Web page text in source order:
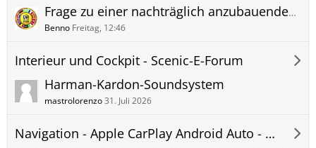
Frage zu einer nachträglich anzubauenden Anhängerkupplung
Benno Freitag, 12:46
Interieur und Cockpit - Scenic-E-Forum
Harman-Kardon-Soundsystem
mastrolorenzo31. Juli 2026
Navigation - Apple CarPlay Android Auto - Hifi - Telefon - Scenic-E-Forum